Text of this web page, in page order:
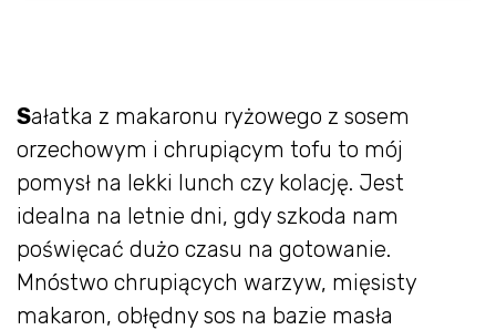
Sałatka z makaronu ryżowego z sosem
orzechowym i chrupiącym tofu to mój
pomysł na lekki lunch czy kolację. Jest
idealna na letnie dni, gdy szkoda nam
poświęcać dużo czasu na gotowanie.
Mnóstwo chrupiących warzyw, mięsisty
makaron, obłędny sos na bazie masła